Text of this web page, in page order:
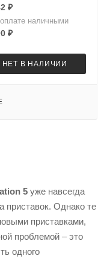
₽
наличными
₽
НЕТ В НАЛИЧИИ
5 уже навсегда
приставок. Однако те
приставками,
проблемой – это
одного